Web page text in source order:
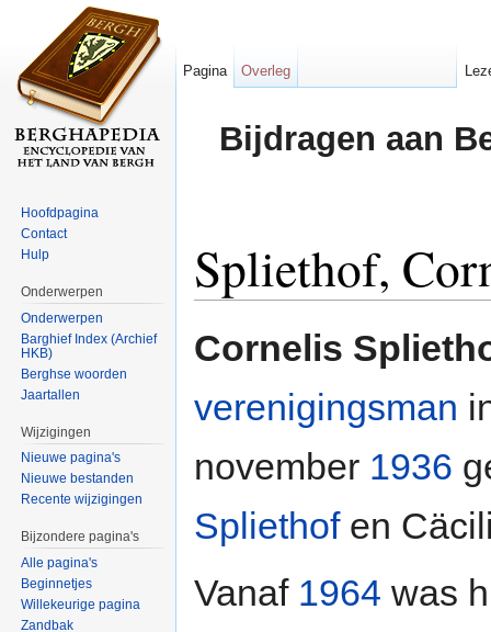
Bijdragen aan
Spliethof,
Cornelis
verenigingsman
november 1936
Spliethofen
Vanaf 1964 was
Pagina Overleg
Hoofdpagina
Contact
Hulp
Onderwerpen
Onderwerpen
Barghief Index (Archief
HKB)
Berghse woorden
Jaartallen
Wijzigingen
Nieuwe pagina's
Nieuwe bestanden
Recente wijzigingen
Bijzondere pagina's
Alle pagina's
Beginnetjes
Willekeurige pagina
Zandbak